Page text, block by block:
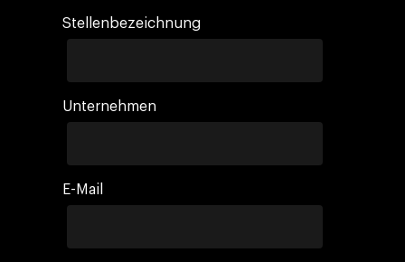
Stellenbezeichnung
Unternehmen
E-Mail
Investors
Business